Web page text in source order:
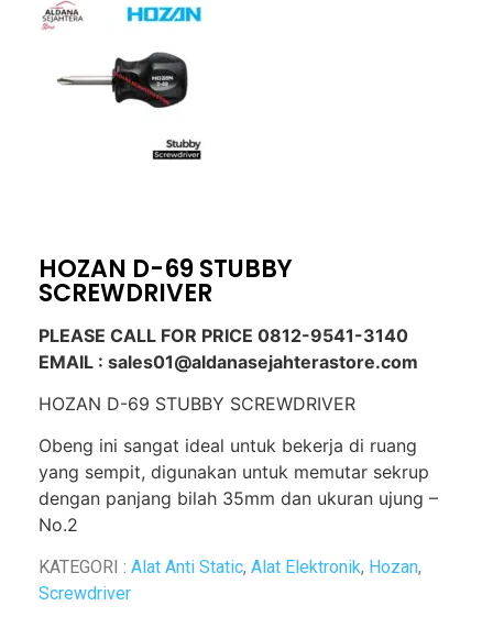
HOZAN D-69 STUBBY
SCREWDRIVER
PLEASE CALL FOR PRICE 0812-9541-3140
EMAIL : sales01@aldanasejahterastore.com
HOZAN D-69 STUBBY SCREWDRIVER
Obeng ini sangat ideal untuk bekerja di ruang
yang sempit, digunakan untuk memutar sekrup
dengan panjang bilah 35mm dan ukuran ujung –
No.2
KATEGORI : Alat Anti Static, Alat Elektronik, Hozan,
Screwdriver